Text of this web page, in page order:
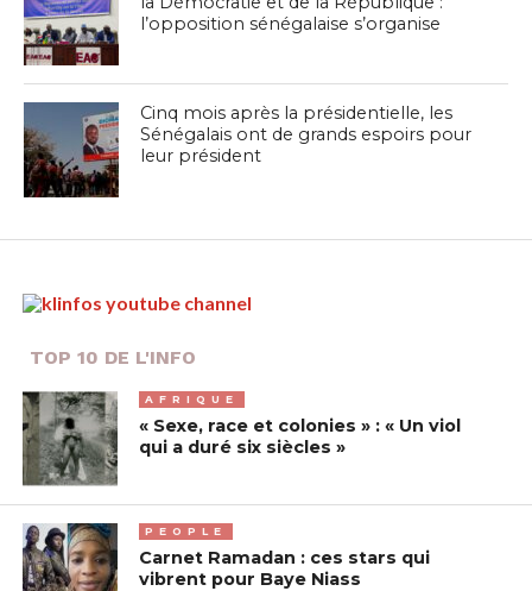
l’opposition sénégalaise s’organise
Cinq mois après la présidentielle, les
Sénégalais ont de grands espoirs pour
leur président
TOP 10 DE L'INFO
AFRIQUE
« Sexe, race et colonies » : « Un viol
qui a duré six siècles »
PEOPLE
Carnet Ramadan : ces stars qui
vibrent pour Baye Niass